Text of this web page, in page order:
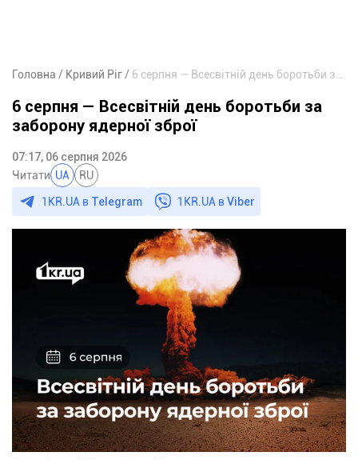
Головна Кривий Ріг 6 серпня — Всесвітній день боротьби за заборону ядерної зброї
6 серпня — Всесвітній день боротьби за
заборону ядерної зброї
07:17, 06 серпня 2026
Читати UA RU
1KR.UA в Telegram 1KR.UA вViber